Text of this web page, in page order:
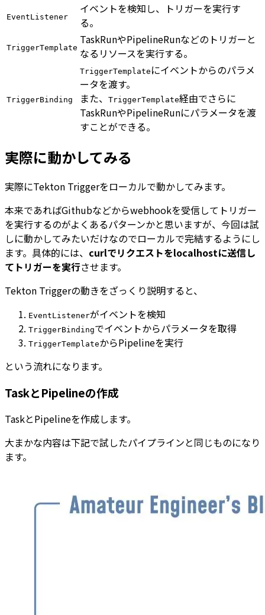
EventListener
イベントを検知し、トリガーを実行す
る。
TriggerTemplate
TaskRunやPipelineRunなどのトリガーと
なるリソースを実行する。
TriggerBinding
TriggerTemplate にイベントからのパラメ
ータを渡す。
また、
TriggerTemplate経由でさらに
TaskRunやPipelineRunにパラメータを渡
すことができる。
実際に動かしてみる
実際にTekton Triggerをローカルで動かしてみます。
本来であればGithubなどからwebhookを受信してトリガー
を実行するのがよくあるパターンかと思いますが、今回は試
しに動かしてみたいだけなのでローカルで完結するようにし
ます。具体的には、 curlでリクエストをlocalhostに送信し
てトリガーを実行させます。
Tekton Triggerの動きをざっくり説明すると、
EventListenerがイベントを検知
TriggerBindingでイベントからパラメータを取得
TriggerTemplateからPipelineを実行
という流れになります。
TaskとPipelineの作成
TaskとPipelineを作成します。
大まかな内容は下記で試したパイプラインと同じものになり
ます。